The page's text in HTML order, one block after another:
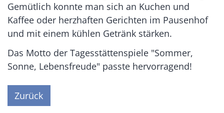
Gemütlich konnte man sich an Kuchen und
Kaffee oder herzhaften Gerichten im Pausenhof
und mit einem kühlen Getränk stärken.
Das Motto der Tagesstättenspiele "Sommer,
Sonne, Lebensfreude" passte hervorragend!
Zurück